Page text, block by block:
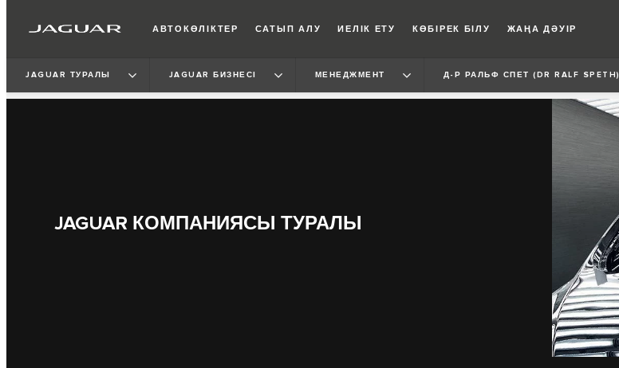
АВТОКӨЛІКТЕР САТЫП АЛУ ИЕЛІК ЕТУ КӨБІРЕК БІЛУ ЖАҢА ДӘУІР
JAGUAR ТУРАЛЫ JAGUAR БИЗНЕСІ МЕНЕДЖМЕНТ Д-Р РАЛЬФ СПЕТ (DR RALF SPETH)
JAGUAR КОМПАНИЯСЫ ТУРАЛЫ